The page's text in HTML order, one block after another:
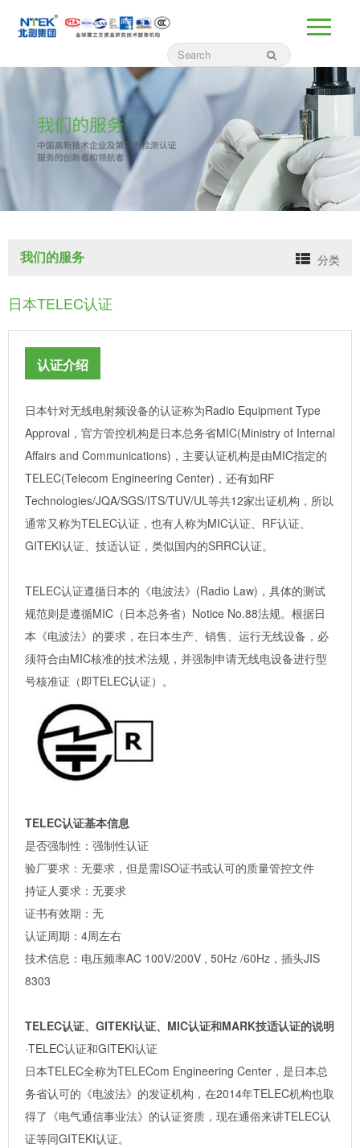
我们的服务 分类
日本TELEC认证
认证介绍
日本针对无线电射频设备的认证称为Radio Equipment Type
Approval，官方管控机构是日本总务省MIC(Ministry of Internal
Affairs and Communications)，主要认证机构是由MIC指定的
TELEC(Telecom Engineering Center)，还有如RF
Technologies/JQA/SGS/ITS/TUV/UL等共12家出证机构，所以
通常又称为TELEC认证，也有人称为MIC认证、RF认证、
GITEKI认证、技适认证，类似国内的SRRC认证。
TELEC认证遵循日本的《电波法》(Radio Law)，具体的测试
规范则是遵循MIC（日本总务省）Notice No.88法规。根据日
本《电波法》的要求，在日本生产、销售、运行无线设备，必
须符合由MIC核准的技术法规，并强制申请无线电设备进行型
号核准证（即TELEC认证）。
TELEC认证基本信息
是否强制性：强制性认证
验厂要求：无要求，但是需ISO证书或认可的质量管控文件
持证人要求：无要求
证书有效期：无
认证周期：4周左右
技术信息：电压频率AC 100V/200V , 50Hz /60Hz，插头JIS
8303
TELEC认证、GITEKI认证、MIC认证和MARK技适认证的说明
·TELEC认证和GITEKI认证
日本TELEC全称为TELECom Engineering Center，是日本总
务省认可的《电波法》的发证机构，在2014年TELEC机构也取
得了《电气通信事业法》的认证资质，现在通俗来讲TELEC认
证等同GITEKI认证。